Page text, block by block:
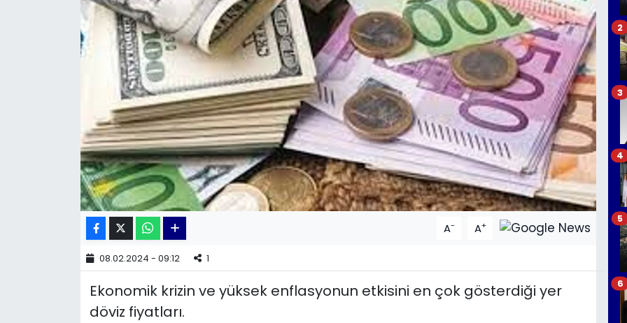
A- A+
08.02.2024 - 09:12 1
Ekonomik krizin ve yüksek enflasyonun etkisini en çok gösterdiği yer
döviz fiyatları.
2
3
4
5
6
KÜLTÜR SANAT
MAGAZİN
SAĞLIK
Siyaset
TEKNOLOJİ
Yaşam
YEREL POLİTİKA